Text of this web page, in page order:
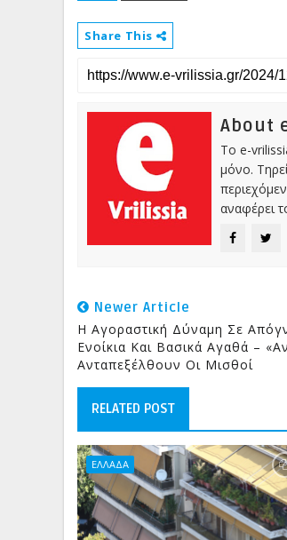
Share This
About
Το e-
μόνο.
αναφέρει
Newer Article
Η Αγοραστική Δύναμη Σε
Ενοίκια Και Βασικά Αγαθά –
Ανταπεξέλθουν Οι Μισθοί
RELATED POST
ΕΛΛΑΔΑ